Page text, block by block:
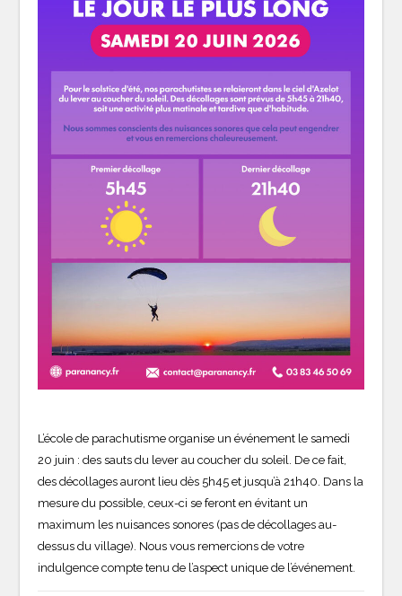
L’école de parachutisme organise un événement le samedi
20 juin : des sauts du lever au coucher du soleil. De ce fait,
des décollages auront lieu dès 5h45 et jusqu’à 21h40. Dans la
mesure du possible, ceux-ci se feront en évitant un
maximum les nuisances sonores (pas de décollages au-
dessus du village). Nous vous remercions de votre
indulgence compte tenu de l’aspect unique de l’événement.